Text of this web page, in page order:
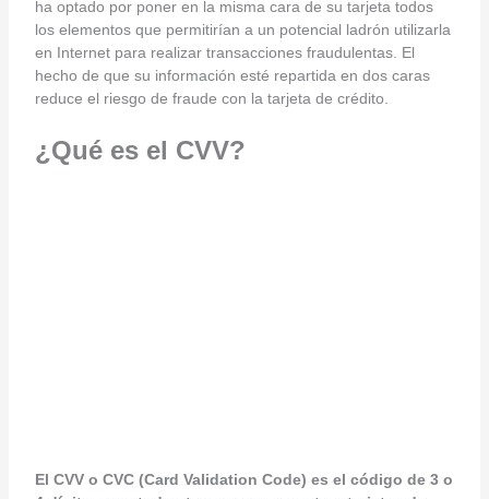
ha optado por poner en la misma cara de su tarjeta todos
los elementos que permitirían a un potencial ladrón utilizarla
en Internet para realizar transacciones fraudulentas. El
hecho de que su información esté repartida en dos caras
reduce el riesgo de fraude con la tarjeta de crédito.
¿Qué es el CVV?
El CVV o CVC (Card Validation Code) es el código de 3 o